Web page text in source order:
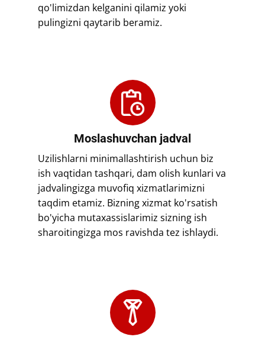
qo'limizdan kelganini qilamiz yoki
pulingizni qaytarib beramiz.
​​Moslashuvchan jadval
​​Uzilishlarni minimallashtirish uchun biz
ish vaqtidan tashqari, dam olish kunlari va
jadvalingizga muvofiq xizmatlarimizni
taqdim etamiz. Bizning xizmat ko'rsatish
bo'yicha mutaxassislarimiz sizning ish
sharoitingizga mos ravishda tez ishlaydi.